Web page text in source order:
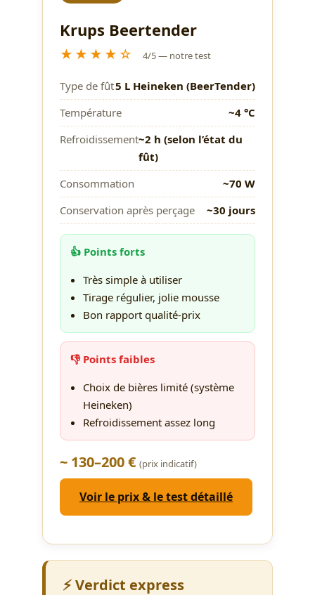
Krups Beertender
★★★★☆ 4/5 — notre test
Type de fût5 L Heineken (BeerTender)
Température
~4 °C
Refroidissement~2 h (selon l’état du
fût)
Consommation
~70 W
Conservation après perçage
~30 jours
👍 Points forts
Très simple à utiliser
Tirage régulier, jolie mousse
Bon rapport qualité-prix
👎 Points faibles
Choix de bières limité (système
Heineken)
Refroidissement assez long
~ 130–200 € (prix indicatif)
Voir le prix & le test détaillé
⚡ Verdict express